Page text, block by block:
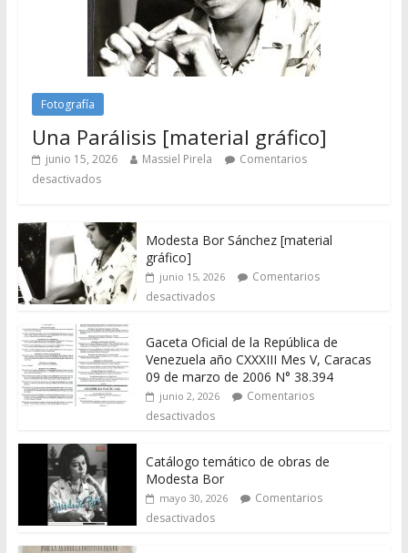
Fotografía
Una Parálisis [material gráfico]
junio 15, 2026 Massiel Pirela
Comentarios
desactivados
Modesta Bor Sánchez [material
gráfico]
junio 15, 2026
Comentarios
desactivados
Gaceta Oficial de la República de
Venezuela año CXXXIII Mes V, Caracas
09 de marzo de 2006 N° 38.394
junio 2, 2026
Comentarios
desactivados
Catálogo temático de obras de
Modesta Bor
mayo 30, 2026
Comentarios
desactivados